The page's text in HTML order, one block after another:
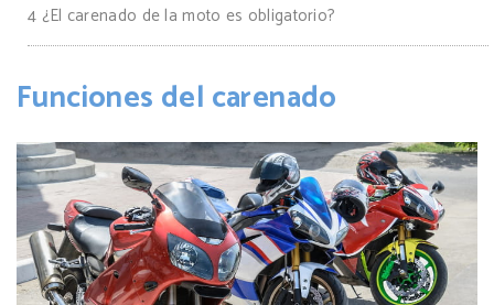
4 ¿El carenado de la moto es obligatorio?
Funciones del carenado